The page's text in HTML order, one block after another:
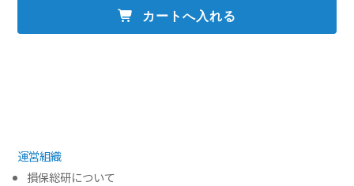
運営組織
損保総研について